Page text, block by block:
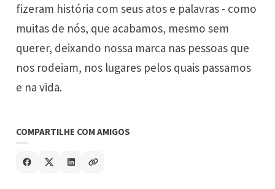
fizeram história com seus atos e palavras - como
muitas de nós, que acabamos, mesmo sem
querer, deixando nossa marca nas pessoas que
nos rodeiam, nos lugares pelos quais passamos
e na vida.
COMPARTILHE COM AMIGOS